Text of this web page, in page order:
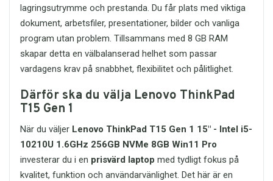
detta USB-flashminne ett starkt val för
effektiv filhantering. Har du frågor om
produkten eller vill veta mer innan köp
kan du kontakta oss via
order@itreservdelar.se.
lagringsutrymme och prestanda. Du får plats med viktiga
dokument, arbetsfiler, presentationer, bilder och vanliga
program utan problem. Tillsammans med 8 GB RAM
skapar detta en välbalanserad helhet som passar
vardagens krav på snabbhet, flexibilitet och pålitlighet.
Därför ska du välja Lenovo ThinkPad
T15 Gen 1
När du väljer Lenovo ThinkPad T15 Gen 1 15" - Intel i5-
10210U 1.6GHz 256GB NVMe 8GB Win11 Pro
investerar du i en prisvärd laptop med tydligt fokus på
kvalitet, funktion och användarvänlighet. Det här är en